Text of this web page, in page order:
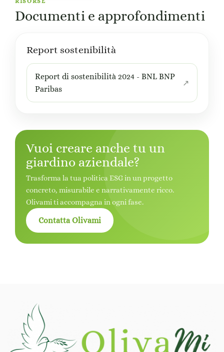
Documenti e approfondimenti
Report sostenibilità
Report di sostenibilità 2024 - BNL BNP
Paribas
Vuoi creare anche tu un
giardino aziendale?
Trasforma la tua politica ESG in un progetto
concreto, misurabile e narrativamente ricco.
Olivami ti accompagna in ogni fase.
Contatta Olivami